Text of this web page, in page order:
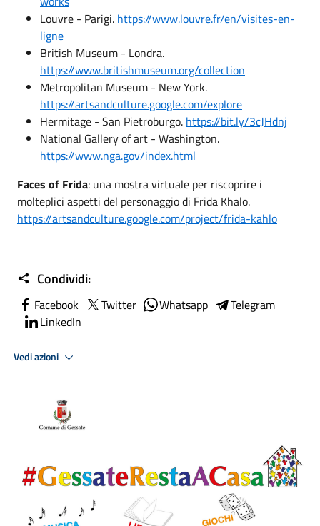
Louvre - Parigi. https://www.louvre.fr/en/visites-en-
ligne
British Museum - Londra.
https://www.britishmuseum.org/collection
Metropolitan Museum - New York.
https://artsandculture.google.com/explore
Hermitage - San Pietroburgo. https://bit.ly/3cJHdnj
National Gallery of art - Washington.
https://www.nga.gov/index.html
Faces of Frida: una mostra virtuale per riscoprire i
molteplici aspetti del personaggio di Frida Khalo.
https://artsandculture.google.com/project/frida-kahlo
Condividi:
Facebook Twitter Whatsapp
Telegram
LinkedIn
Vedi azioni